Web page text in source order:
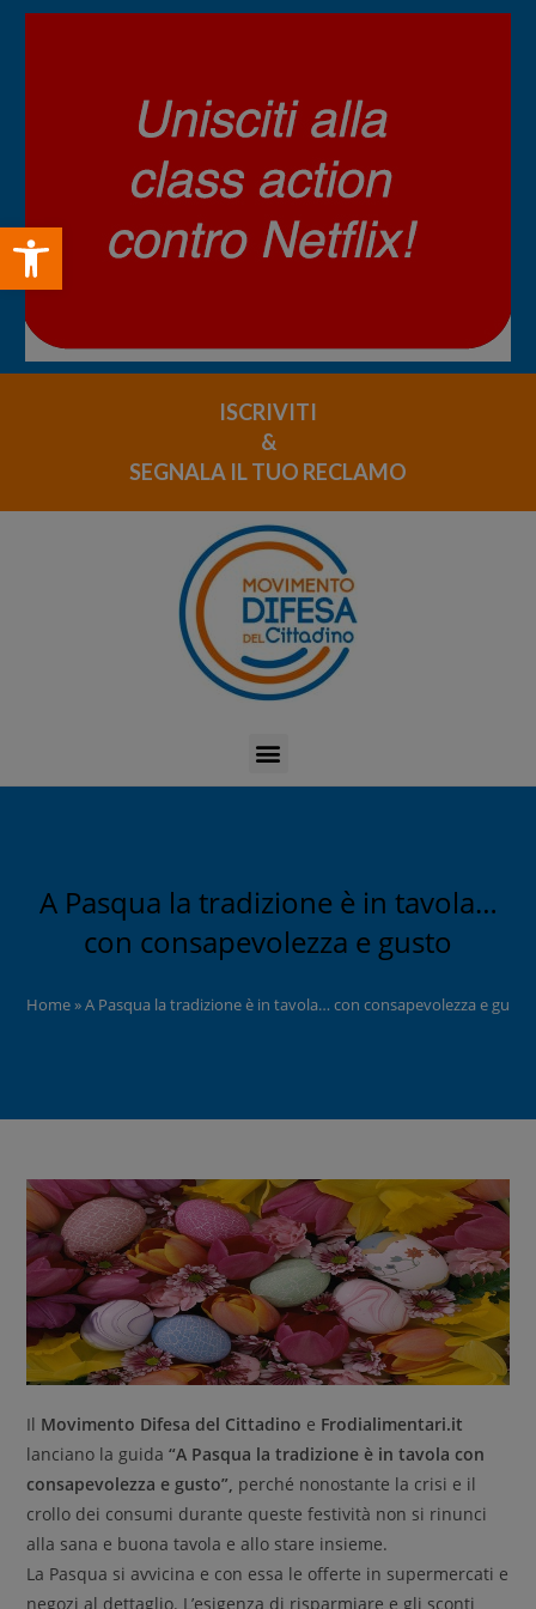
Open toolbar
ISCRIVITI
&
SEGNALA IL TUO RECLAMO
A Pasqua la tradizione è in tavola…
con consapevolezza e gusto
Home»A Pasqua la tradizione è in tavola… con consapevolezza e gusto
Il Movimento Difesa del Cittadino e Frodialimentari.it
lanciano la guida“A Pasqua la tradizione è in tavola con
consapevolezza e gusto”, perché nonostante la crisi e il
crollo dei consumi durante queste festività non si rinunci
alla sana e buona tavola e allo stare insieme.
La Pasqua si avvicina e con essa le offerte in supermercati e
negozi al dettaglio. L’esigenza di risparmiare e gli sconti